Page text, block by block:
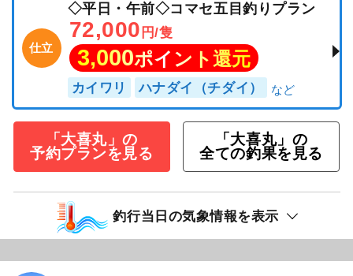
仕立
◇平日・午前◇コマセ五目釣りプラン
72,000 円/隻
3,000ポイント還元
カイワリ ハナダイ（チダイ）
「大喜丸」の
予約プランを見る
「大喜丸」の
全ての釣果を見る
釣行当日の気象情報を表示